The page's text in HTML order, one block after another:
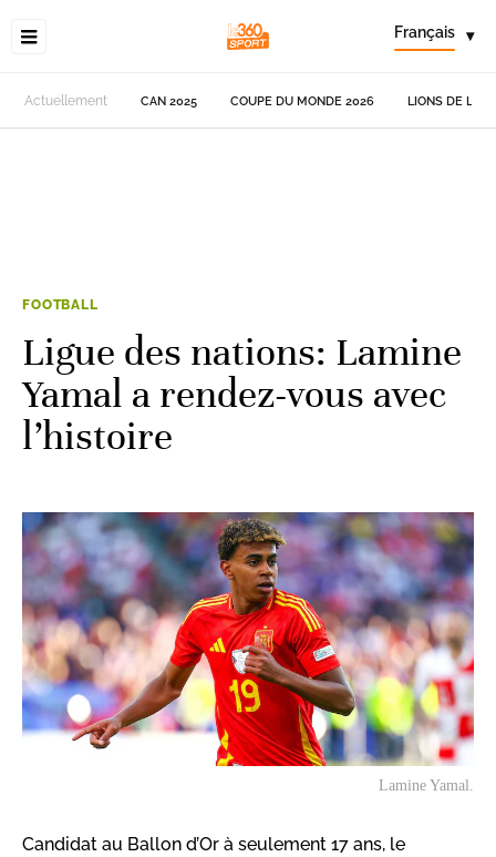
Français ▾
Actuellement CAN 2025 COUPE DU MONDE 2026 LIONS DE
FOOTBALL
Ligue des nations: Lamine
Yamal a rendez-vous avec
l’histoire
Lamine Yamal.
Candidat au Ballon d’Or à seulement 17 ans, le